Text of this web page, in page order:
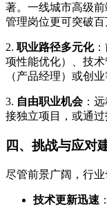
著。一线城市高级
管理岗位更可突破百
2. 职业路径多元化：
项性能优化）、技
（产品经理）或创
3. 自由职业机会：
接独立项目，或通过
四、挑战与应对
尽管前景广阔，行
技术更新迅速